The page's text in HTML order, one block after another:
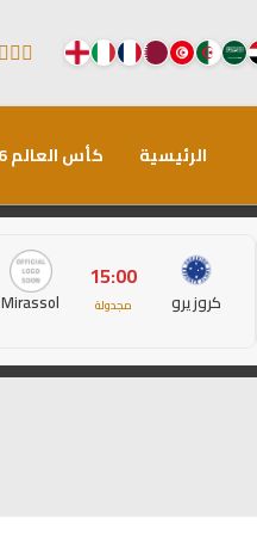
الرئيسية كأس العالم 2026
كروزيرو
15:00
مجدولة Mirassol